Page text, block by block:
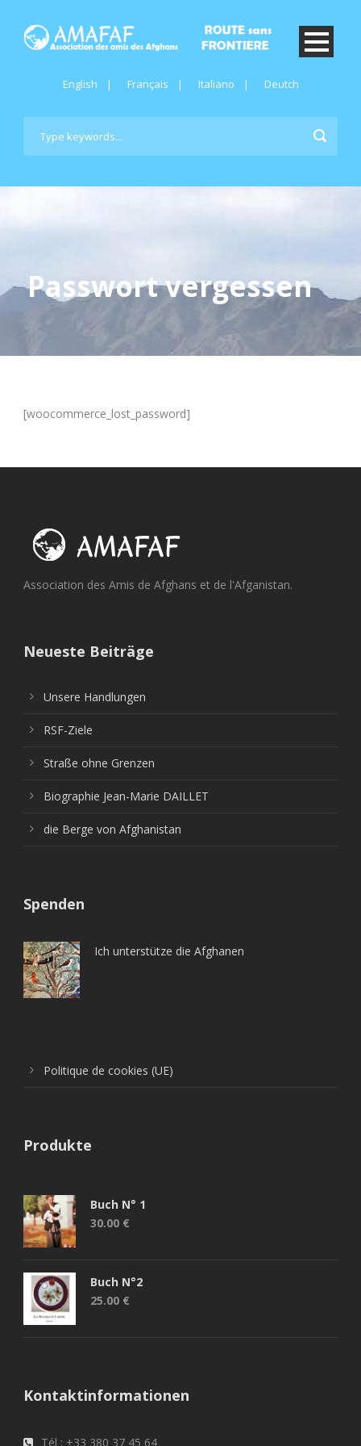
English | Français | Italiano | Deutch
Passwort vergessen
[woocommerce_lost_password]
Association des Amis de Afghans et de l'Afganistan.
Neueste Beiträge
Unsere Handlungen
RSF-Ziele
Straße ohne Grenzen
Biographie Jean-Marie DAILLET
die Berge von Afghanistan
Spenden
Ich unterstütze die Afghanen
Politique de cookies (UE)
Produkte
Buch N° 1
30.00 €
Buch N°2
25.00 €
Kontaktinformationen
Tél : +33 380 37 45 64